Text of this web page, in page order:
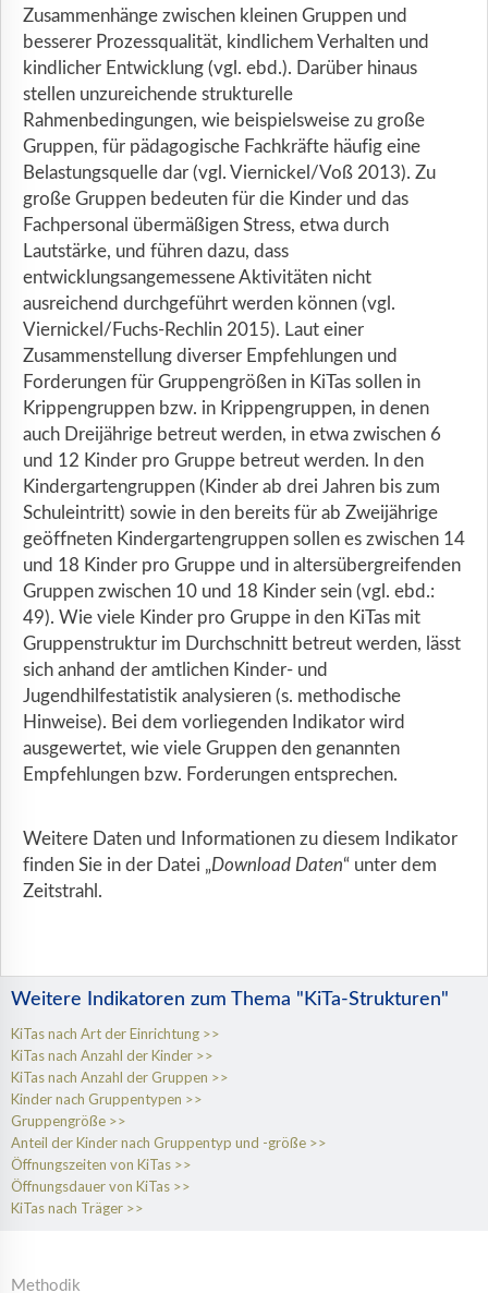
Zusammenhänge zwischen kleinen Gruppen und
besserer Prozessqualität, kindlichem Verhalten und
kindlicher Entwicklung (vgl. ebd.). Darüber hinaus
stellen unzureichende strukturelle
Rahmenbedingungen, wie beispielsweise zu große
Gruppen, für pädagogische Fachkräfte häufig eine
Belastungsquelle dar (vgl. Viernickel/Voß 2013). Zu
große Gruppen bedeuten für die Kinder und das
Fachpersonal übermäßigen Stress, etwa durch
Lautstärke, und führen dazu, dass
entwicklungsangemessene Aktivitäten nicht
ausreichend durchgeführt werden können (vgl.
Viernickel/Fuchs-Rechlin 2015). Laut einer
Zusammenstellung diverser Empfehlungen und
Forderungen für Gruppengrößen in KiTas sollen in
Krippengruppen bzw. in Krippengruppen, in denen
auch Dreijährige betreut werden, in etwa zwischen 6
und 12 Kinder pro Gruppe betreut werden. In den
Kindergartengruppen (Kinder ab drei Jahren bis zum
Schuleintritt) sowie in den bereits für ab Zweijährige
geöffneten Kindergartengruppen sollen es zwischen 14
und 18 Kinder pro Gruppe und in altersübergreifenden
Gruppen zwischen 10 und 18 Kinder sein (vgl. ebd.:
49). Wie viele Kinder pro Gruppe in den KiTas mit
Gruppenstruktur im Durchschnitt betreut werden, lässt
sich anhand der amtlichen Kinder- und
Jugendhilfestatistik analysieren (s. methodische
Hinweise). Bei dem vorliegenden Indikator wird
ausgewertet, wie viele Gruppen den genannten
Empfehlungen bzw. Forderungen entsprechen.
Weitere Daten und Informationen zu diesem Indikator
finden Sie in der Datei „Download Daten“ unter dem
Zeitstrahl.
Weitere Indikatoren zum Thema "KiTa-Strukturen"
KiTas nach Art der Einrichtung
KiTas nach Anzahl der Kinder
KiTas nach Anzahl der Gruppen
Kinder nach Gruppentypen
Gruppengröße
Anteil der Kinder nach Gruppentyp und -größe
Öffnungszeiten von KiTas
Öffnungsdauer von KiTas
KiTas nach Träger
Methodik